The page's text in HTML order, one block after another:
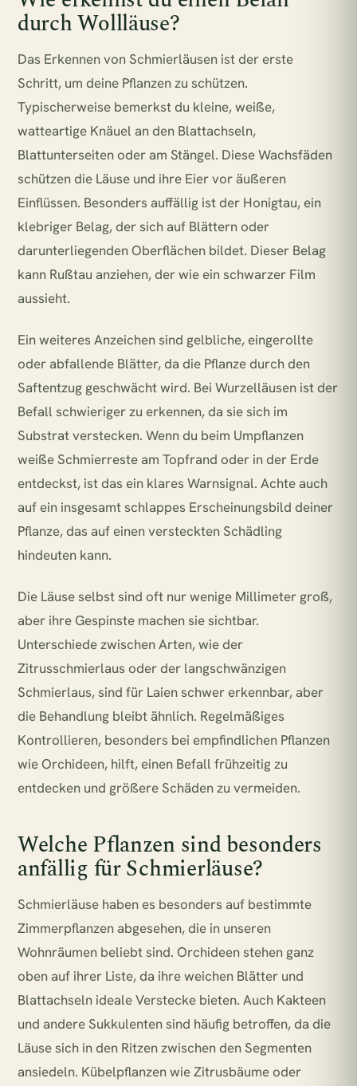
durch Wollläuse?
Das Erkennen von Schmierläusen ist der erste
Schritt, um deine Pflanzen zu schützen.
Typischerweise bemerkst du kleine, weiße,
watteartige Knäuel an den Blattachseln,
Blattunterseiten oder am Stängel. Diese Wachsfäden
schützen die Läuse und ihre Eier vor äußeren
Einflüssen. Besonders auffällig ist der Honigtau, ein
klebriger Belag, der sich auf Blättern oder
darunterliegenden Oberflächen bildet. Dieser Belag
kann Rußtau anziehen, der wie ein schwarzer Film
aussieht.
Ein weiteres Anzeichen sind gelbliche, eingerollte
oder abfallende Blätter, da die Pflanze durch den
Saftentzug geschwächt wird. Bei Wurzelläusen ist der
Befall schwieriger zu erkennen, da sie sich im
Substrat verstecken. Wenn du beim Umpflanzen
weiße Schmierreste am Topfrand oder in der Erde
entdeckst, ist das ein klares Warnsignal. Achte auch
auf ein insgesamt schlappes Erscheinungsbild deiner
Pflanze, das auf einen versteckten Schädling
hindeuten kann.
Die Läuse selbst sind oft nur wenige Millimeter groß,
aber ihre Gespinste machen sie sichtbar.
Unterschiede zwischen Arten, wie der
Zitrusschmierlaus oder der langschwänzigen
Schmierlaus, sind für Laien schwer erkennbar, aber
die Behandlung bleibt ähnlich. Regelmäßiges
Kontrollieren, besonders bei empfindlichen Pflanzen
wie Orchideen, hilft, einen Befall frühzeitig zu
entdecken und größere Schäden zu vermeiden.
Welche Pflanzen sind besonders
anfällig für Schmierläuse?
Schmierläuse haben es besonders auf bestimmte
Zimmerpflanzen abgesehen, die in unseren
Wohnräumen beliebt sind. Orchideen stehen ganz
oben auf ihrer Liste, da ihre weichen Blätter und
Blattachseln ideale Verstecke bieten. Auch Kakteen
und andere Sukkulenten sind häufig betroffen, da die
Läuse sich in den Ritzen zwischen den Segmenten
ansiedeln. Kübelpflanzen wie Zitrusbäume oder